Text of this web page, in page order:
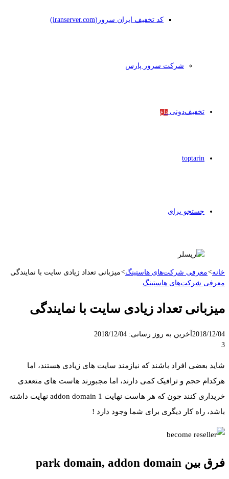
کد تخفیف ایران سرور(iranserver.com)
شرکت سرور پارس
تخفیف‌دونی داغ
toptarin
جستجو برای
خانه>معرفی شرکت‌های هاستینگ>میزبانی تعداد زیادی سایت با نمایندگی
معرفی شرکت‌های هاستینگ
میزبانی تعداد زیادی سایت با نمایندگی
2018/12/04آخرین به روز رسانی: 2018/12/04
3
شاید بعضی افراد باشند که نیازمند سایت های زیادی هستند، اما
هرکدام حجم و ترافیک کمی دارند، اما مجبورند هاست های متععدی
خریداری کنند چون که هر هاست نهایت 1 addon domain نهایت داشته
باشد، راه کار دیگری برای شما وجود دارد !
فرق بین park domain, addon domain